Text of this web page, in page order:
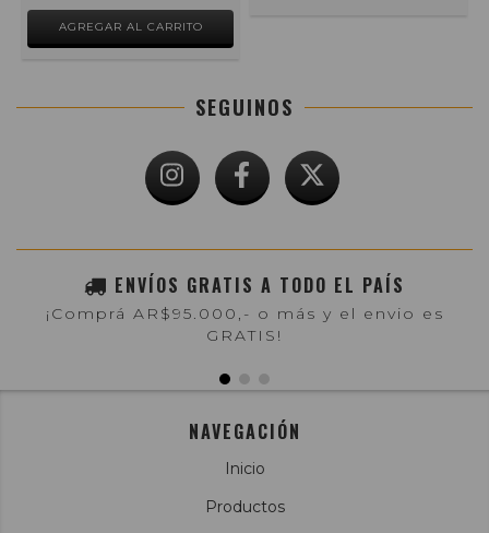
SEGUINOS
ENVÍOS GRATIS A TODO EL PAÍS
¡Comprá AR$95.000,- o más y el envio es
GRATIS!
NAVEGACIÓN
Inicio
Productos